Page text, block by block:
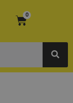
0